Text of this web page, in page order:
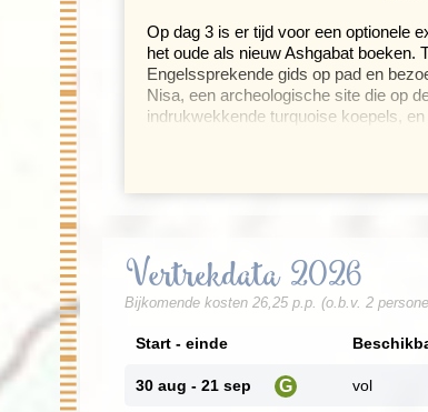
Op dag 3 is er tijd voor een optionele
het oude als nieuw Ashgabat boeken.
Engelssprekende gids op pad en
Nisa, een archeologische site die op
indrukwekkende turquoise koepels,
bezienswaardigheden, waaronder Erk
mausoleum van Sultan Sanjar. Indien
lokale bazaar. Aan het eind van de dag
De volgende dag vliegen we vanuit
koninkrijk Chorezmia.
Vertrekdata 2026
Bijkomende kosten 26,25 p.p. (o.b.v. 2
Start - einde
30 aug - 21 sep G vol